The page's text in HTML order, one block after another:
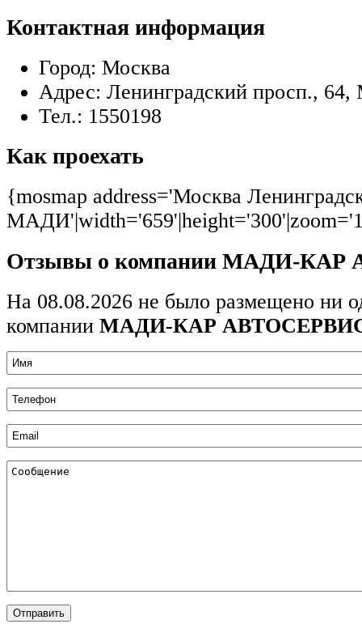
Контактная информация
Город: Москва
Адрес: Ленинградский просп.,
Тел.: 1550198
Как проехать
{mosmap address='Москва
Отзывы о компании МАДИ-
На 08.08.2026 не было размещено ни
компании МАДИ-КАР